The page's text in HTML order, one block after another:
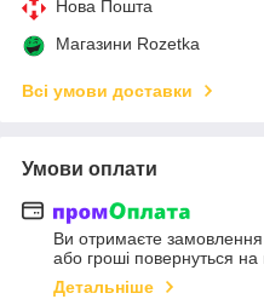
Нова Пошта
Магазини Rozetka
Всі умови доставки
Умови оплати
Ви отримаєте замовлення
або гроші повернуться на
Детальніше